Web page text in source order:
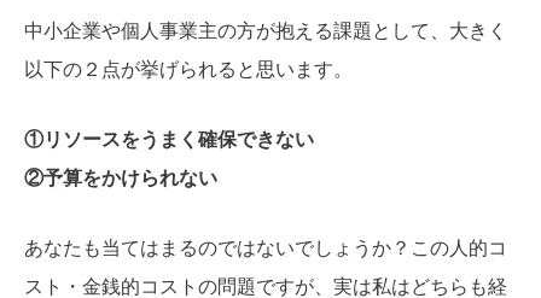
中小企業や個人事業主の方が抱える課題として、大きく
以下の２点が挙げられると思います。
①リソースをうまく確保できない
②予算をかけられない
あなたも当てはまるのではないでしょうか？この人的コ
スト・金銭的コストの問題ですが、実は私はどちらも経